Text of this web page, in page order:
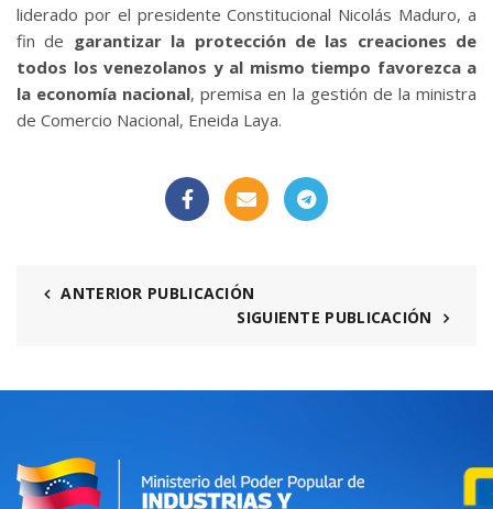
liderado por el presidente Constitucional Nicolás Maduro, a
fin de garantizar la protección de las creaciones de
todos los venezolanos y al mismo tiempo favorezca a
la economía nacional, premisa en la gestión de la ministra
de Comercio Nacional, Eneida Laya.
ANTERIOR PUBLICACIÓN
SIGUIENTE PUBLICACIÓN